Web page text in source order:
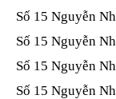
Số 15 Nguyễn
Số 15 Nguyễn
Số 15 Nguyễn
Số 15 Nguyễn